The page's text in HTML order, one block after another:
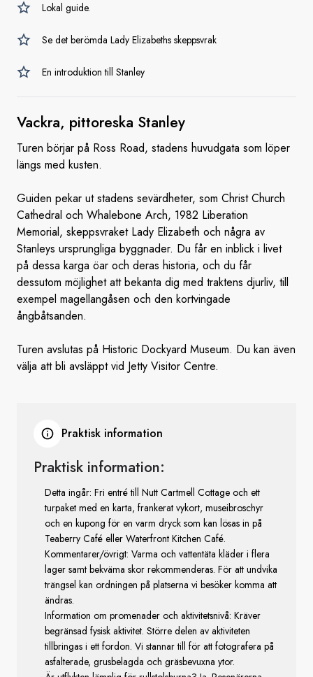
Lokal guide.
Se det berömda Lady Elizabeths skeppsvrak
En introduktion till Stanley
Vackra, pittoreska Stanley
Turen börjar på Ross Road, stadens huvudgata som löper
längs med kusten.
Guiden pekar ut stadens sevärdheter, som Christ Church
Cathedral och Whalebone Arch, 1982 Liberation
Memorial, skeppsvraket Lady Elizabeth och några av
Stanleys ursprungliga byggnader. Du får en inblick i livet
på dessa karga öar och deras historia, och du får
dessutom möjlighet att bekanta dig med traktens djurliv, till
exempel magellangåsen och den kortvingade
ångbåtsanden.
Turen avslutas på Historic Dockyard Museum. Du kan även
välja att bli avsläppt vid Jetty Visitor Centre.
Praktisk information
Praktisk information:
Detta ingår: Fri entré till Nutt Cartmell Cottage och ett
turpaket med en karta, frankerat vykort, museibroschyr
och en kupong för en varm dryck som kan lösas in på
Teaberry Café eller Waterfront Kitchen Café.
Kommentarer/övrigt: Varma och vattentäta kläder i flera
lager samt bekväma skor rekommenderas. För att undvika
trängsel kan ordningen på platserna vi besöker komma att
ändras.
Information om promenader och aktivitetsnivå: Kräver
begränsad fysisk aktivitet. Större delen av aktiviteten
tillbringas i ett fordon. Vi stannar till för att fotografera på
asfalterade, grusbelagda och gräsbevuxna ytor.